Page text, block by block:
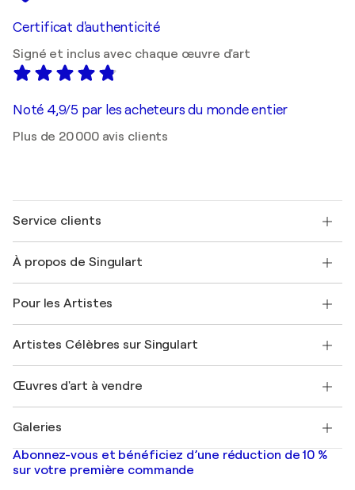
Certificat d'authenticité
Signé et inclus avec chaque œuvre d'art
Noté 4,9/5 par les acheteurs du monde entier
Plus de 20 000 avis clients
Service clients
Expédition
Offrir une carte cadeau
Rejoignez notre programme commercial
Mon compte
+33 1 76 44 06 42
À propos de Singulart
FAQ
Magazine Singulart
Emplois
Découvrez une sélection d'art original
Pour les Artistes
Se connecter en tant qu'Artiste
Artistes Célèbres sur Singulart
Marc Chagall
Banksy
Mr. Brainwash
Shepard Fairey
Œuvres d'art à vendre
Tableaux abstraits à vendre
Peintures de paysage
Estampes
Galeries
Galeries d'art en France
Galeries d'art en Belgique
Abonnez-vous et bénéficiez d’une réduction de 10 %
sur votre première commande